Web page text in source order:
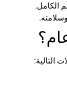
الكامل.
وسلامته.
؟
التالية: